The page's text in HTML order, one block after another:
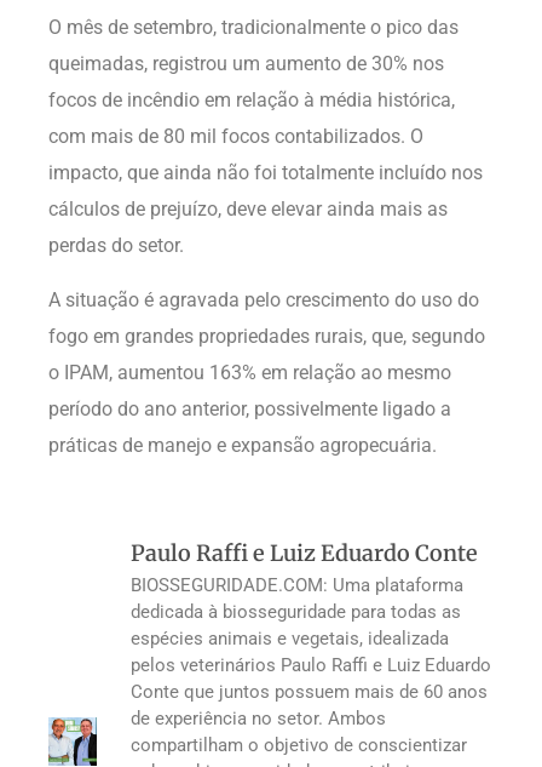
O mês de setembro, tradicionalmente o pico das
queimadas, registrou um aumento de 30% nos
focos de incêndio em relação à média histórica,
com mais de 80 mil focos contabilizados. O
impacto, que ainda não foi totalmente incluído nos
cálculos de prejuízo, deve elevar ainda mais as
perdas do setor.
A situação é agravada pelo crescimento do uso do
fogo em grandes propriedades rurais, que, segundo
o IPAM, aumentou 163% em relação ao mesmo
período do ano anterior, possivelmente ligado a
práticas de manejo e expansão agropecuária.
Paulo Raffi e Luiz Eduardo Conte
BIOSSEGURIDADE.COM: Uma plataforma
dedicada à biosseguridade para todas as
espécies animais e vegetais, idealizada
pelos veterinários Paulo Raffi e Luiz Eduardo
Conte que juntos possuem mais de 60 anos
de experiência no setor. Ambos
compartilham o objetivo de conscientizar